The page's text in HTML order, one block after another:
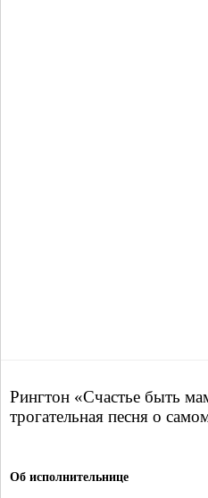
Рингтон «Счастье быть
трогательная песня о
Об исполнительнице